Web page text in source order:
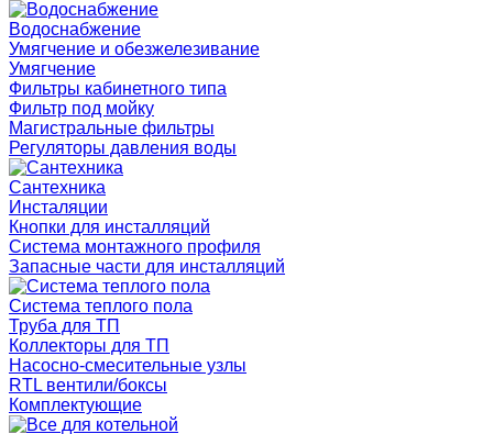
Водоснабжение
Умягчение и обезжелезивание
Умягчение
Фильтры кабинетного типа
Фильтр под мойку
Магистральные фильтры
Регуляторы давления воды
Сантехника
Инсталяции
Кнопки для инсталляций
Система монтажного профиля
Запасные части для инсталляций
Система теплого пола
Труба для ТП
Коллекторы для ТП
Насосно-смесительные узлы
RTL вентили/боксы
Комплектующие